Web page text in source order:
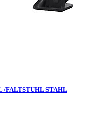
/FALTSTUHL STAHL